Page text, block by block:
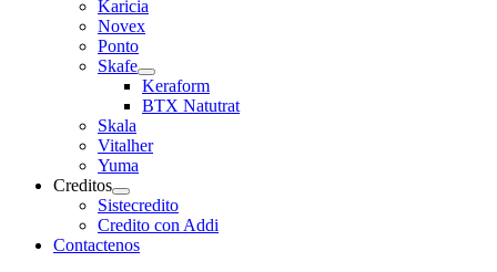
Karicia
Novex
Ponto
Skafe
Keraform
BTX Natutrat
Skala
Vitalher
Yuma
Creditos
Sistecredito
Credito con Addi
Contactenos